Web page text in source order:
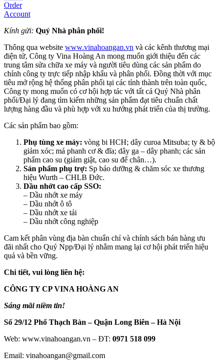
Order
Account
Kính gửi: Quý Nhà phân phối!
Thông qua website www.vinahoangan.vn và các kênh thương mại
điện tử, Công ty Vina Hoàng An mong muốn giới thiệu đến các
trung tâm sửa chữa xe máy và người tiêu dùng các sản phẩm do
chính công ty trực tiếp nhập khẩu và phân phối. Đồng thời với mục
tiêu mở rộng hệ thống phân phối tại các tỉnh thành trên toàn quốc,
Công ty mong muốn có cơ hội hợp tác với tất cả Quý Nhà phân
phối/Đại lý đang tìm kiếm những sản phẩm đạt tiêu chuẩn chất
lượng hàng đầu và phù hợp với xu hướng phát triển của thị trường.
Các sản phẩm bao gồm:
Phụ tùng xe máy: vòng bi HCH; dây curoa Mitsuba; ty & bộ
giảm xóc; má phanh cơ & đĩa; dây ga – dây phanh; các sản
phẩm cao su (giảm giật, cao su để chân…).
Sản phẩm phụ trợ: Sp bảo dưỡng & chăm sóc xe thương
hiệu Wurth – CHLB Đức.
Dầu nhớt cao cấp SSO:
– Dầu nhớt xe máy
– Dầu nhớt ô tô
– Dầu nhớt xe tải
– Dầu nhớt công nghiệp
Cam kết phân vùng địa bàn chuẩn chỉ và chính sách bán hàng ưu
đãi nhất cho Quý Npp/Đại lý nhằm mang lại cơ hội phát triển hiệu
quả và bền vững.
Chi tiết, vui lòng liên hệ:
CÔNG TY CP VINA HOÀNG AN
Sáng mãi niềm tin!
Số 29/12 Phố Thạch Bàn – Quận Long Biên – Hà Nội
Web: www.vinahoangan.vn – ĐT: 0971 518 099
Email: vinahoangan@gmail.com